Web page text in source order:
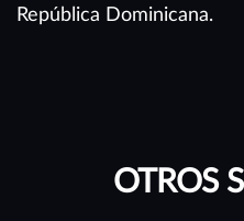
República Dominicana.
OTROS